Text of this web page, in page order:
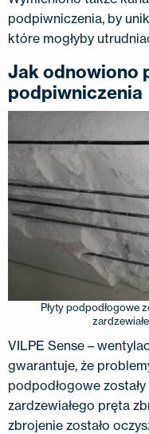
podpiwniczenia, by
które mogłyby
Jak odnowiono
podpiwniczenia
Płyty podpodłogowe
VILPE ​​Sense –
gwarantuje, że
podpodłogowe
zardzewiałego pręta
zbrojenie zostało